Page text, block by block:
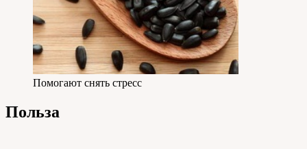
Помогают снять стресс
Польза